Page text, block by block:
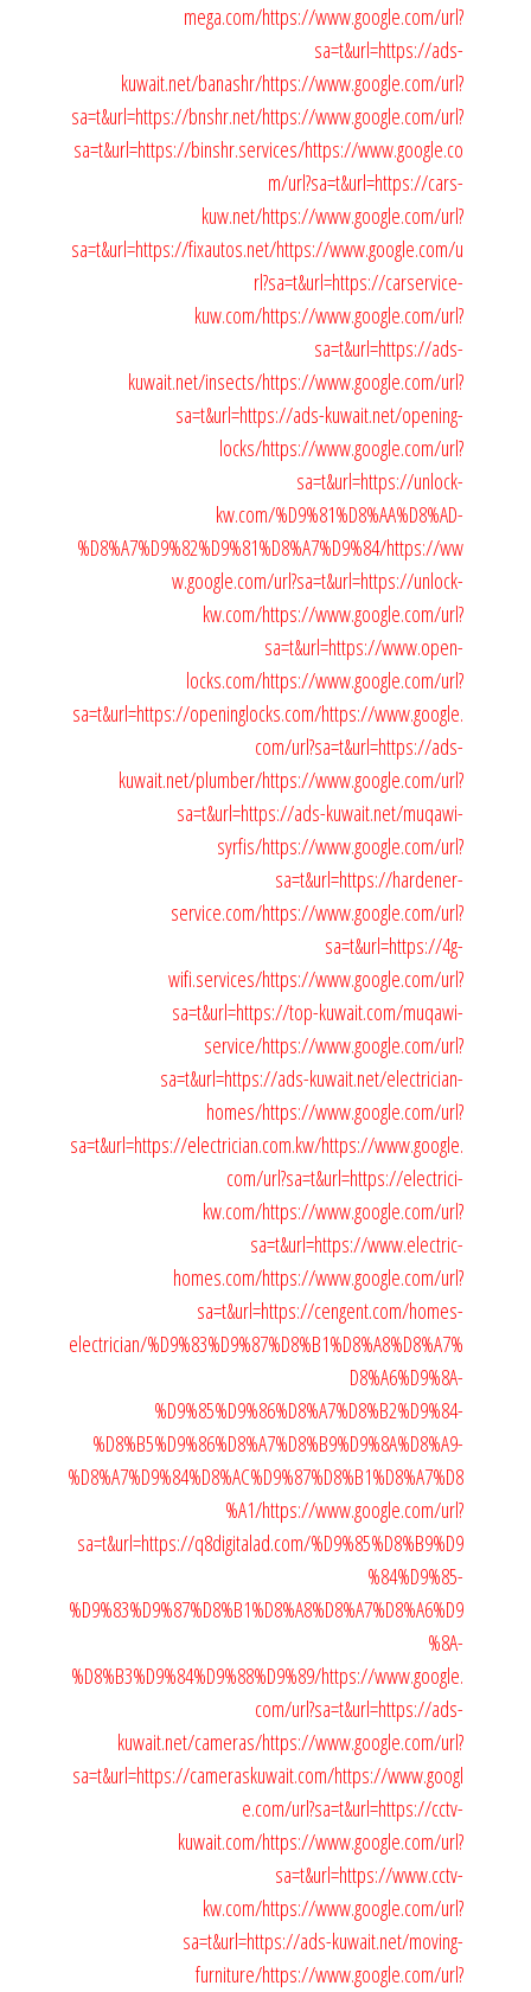
mega.com/https://www.google.com/url?
sa=t&url=https://ads-
kuwait.net/banashr/https://www.google.com/url?
sa=t&url=https://bnshr.net/https://www.google.com/url?
sa=t&url=https://binshr.services/https://www.google.co
m/url?sa=t&url=https://cars-
kuw.net/https://www.google.com/url?
sa=t&url=https://fixautos.net/https://www.google.com/u
rl?sa=t&url=https://carservice-
kuw.com/https://www.google.com/url?
sa=t&url=https://ads-
kuwait.net/insects/https://www.google.com/url?
sa=t&url=https://ads-kuwait.net/opening-
locks/https://www.google.com/url?
sa=t&url=https://unlock-
kw.com/%D9%81%D8%AA%D8%AD-
%D8%A7%D9%82%D9%81%D8%A7%D9%84/https://ww
w.google.com/url?sa=t&url=https://unlock-
kw.com/https://www.google.com/url?
sa=t&url=https://www.open-
locks.com/https://www.google.com/url?
sa=t&url=https://openinglocks.com/https://www.google.
com/url?sa=t&url=https://ads-
kuwait.net/plumber/https://www.google.com/url?
sa=t&url=https://ads-kuwait.net/muqawi-
syrfis/https://www.google.com/url?
sa=t&url=https://hardener-
service.com/https://www.google.com/url?
sa=t&url=https://4g-
wifi.services/https://www.google.com/url?
sa=t&url=https://top-kuwait.com/muqawi-
service/https://www.google.com/url?
sa=t&url=https://ads-kuwait.net/electrician-
homes/https://www.google.com/url?
sa=t&url=https://electrician.com.kw/https://www.google.
com/url?sa=t&url=https://electrici-
kw.com/https://www.google.com/url?
sa=t&url=https://www.electric-
homes.com/https://www.google.com/url?
sa=t&url=https://cengent.com/homes-
electrician/%D9%83%D9%87%D8%B1%D8%A8%D8%A7%
D8%A6%D9%8A-
%D9%85%D9%86%D8%A7%D8%B2%D9%84-
%D8%B5%D9%86%D8%A7%D8%B9%D9%8A%D8%A9-
%D8%A7%D9%84%D8%AC%D9%87%D8%B1%D8%A7%D8
%A1/https://www.google.com/url?
sa=t&url=https://q8digitalad.com/%D9%85%D8%B9%D9
%84%D9%85-
%D9%83%D9%87%D8%B1%D8%A8%D8%A7%D8%A6%D9
%8A-
%D8%B3%D9%84%D9%88%D9%89/https://www.google.
com/url?sa=t&url=https://ads-
kuwait.net/cameras/https://www.google.com/url?
sa=t&url=https://cameraskuwait.com/https://www.googl
e.com/url?sa=t&url=https://cctv-
kuwait.com/https://www.google.com/url?
sa=t&url=https://www.cctv-
kw.com/https://www.google.com/url?
sa=t&url=https://ads-kuwait.net/moving-
furniture/https://www.google.com/url?